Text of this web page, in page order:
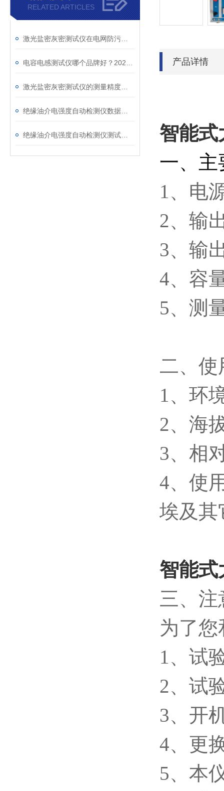
RELATED ARTICLES
产品详情
智能式
一、主
1、电
2、输
3、输
4、容
5、测
二、使
1、环
2、海
3、相
4、使
埃及其
智能式
三、注
为了
1、试
2、试
3、开
4、更
5、本